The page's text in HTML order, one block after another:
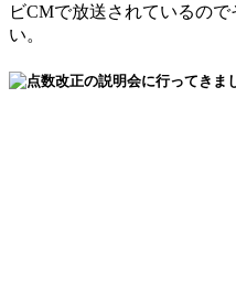
ビCMで放送されているの
い。